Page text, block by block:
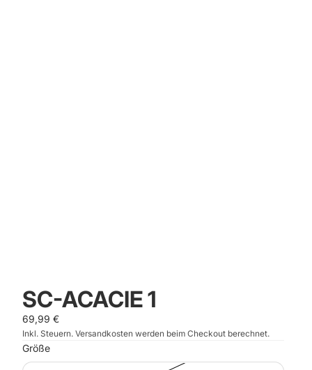
SC-ACACIE 1
69,99 €
Inkl. Steuern. Versandkosten werden beim Checkout berechnet.
Größe